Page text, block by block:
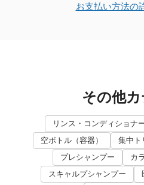
お支払い方法の
その他カ
リンス・コンディショナ
空ボトル（容器）
集中ト
プレシャンプー
カ
スキャルプシャンプー